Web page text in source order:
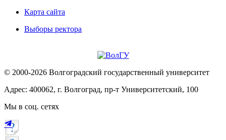
Карта сайта
Выборы ректора
© 2000-2026 Волгоградский государственный университет
Адрес: 400062, г. Волгоград, пр-т Университетский, 100
Мы в соц. сетях